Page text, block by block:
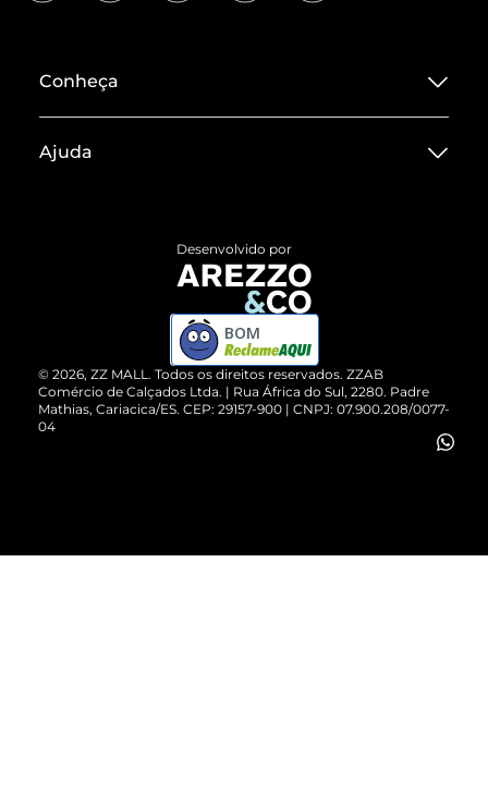
Conheça
Termos de Uso
ZZ MALL é confiável
Cartão Presente
Vendas Corporativas
Ajuda
Devolução do Produto
Compre pelo WhatsApp
© 2026, ZZ MALL. Todos os direitos reservados. ZZAB
Comércio de Calçados Ltda. | Rua África do Sul, 2280. Padre
Mathias, Cariacica/ES. CEP: 29157-900 | CNPJ: 07.900.208/0077-
04
Desenvolvido por
BOM